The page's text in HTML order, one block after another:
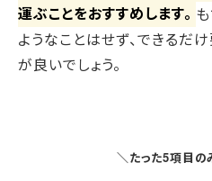
運ぶことをおすすめします。
ようなことはせず、できるだ
が良いでしょう。
＼たった5項目の